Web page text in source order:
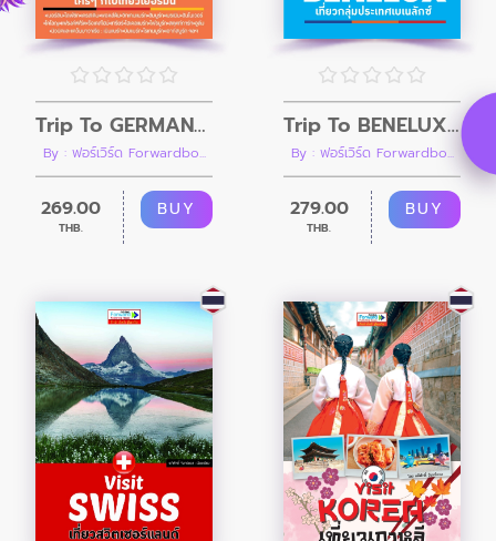
Trip To GERMANY ใครๆก็ไปเที่ยวเยอรมนี
By : ฟอร์เวิร์ด Forwardbo...
269.00
THB.
BUY
Trip To BENELUX เที่ยวกลุ่มประเทศเบเนลักซ์ เนเธอร์แลนด์ เบลเยียม ลักเซมเบิร์ก
By : ฟอร์เวิร์ด Forwardbo...
279.00
THB.
BUY